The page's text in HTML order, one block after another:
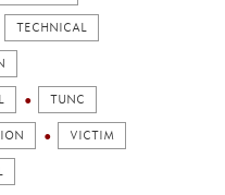
TECHNICAL
TUNC
VICTIM